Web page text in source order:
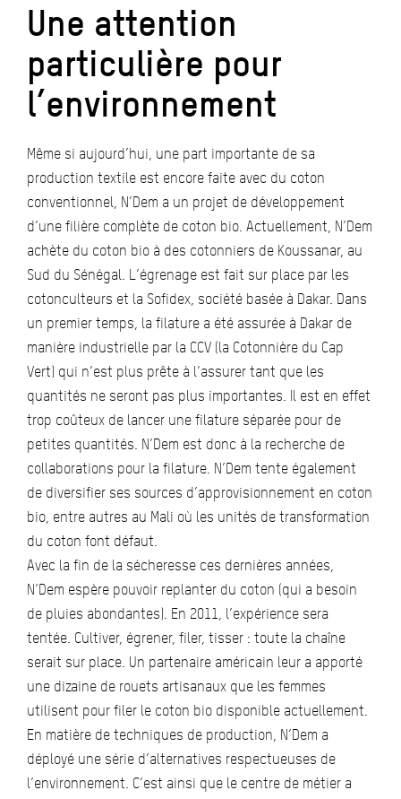
Une attention
particulière pour
l’environnement
Même si aujourd’hui, une part importante de sa
production textile est encore faite avec du coton
conventionnel, N’Dem a un projet de développement
d’une filière complète de coton bio. Actuellement, N’Dem
achète du coton bio à des cotonniers de Koussanar, au
Sud du Sénégal. L’égrenage est fait sur place par les
cotonculteurs et la Sofidex, société basée à Dakar. Dans
un premier temps, la filature a été assurée à Dakar de
manière industrielle par la CCV (la Cotonnière du Cap
Vert) qui n’est plus prête à l’assurer tant que les
quantités ne seront pas plus importantes. Il est en effet
trop coûteux de lancer une filature séparée pour de
petites quantités. N’Dem est donc à la recherche de
collaborations pour la filature. N’Dem tente également
de diversifier ses sources d’approvisionnement en coton
bio, entre autres au Mali où les unités de transformation
du coton font défaut.
Avec la fin de la sécheresse ces dernières années,
N’Dem espère pouvoir replanter du coton (qui a besoin
de pluies abondantes). En 2011, l’expérience sera
tentée. Cultiver, égrener, filer, tisser : toute la chaîne
serait sur place. Un partenaire américain leur a apporté
une dizaine de rouets artisanaux que les femmes
utilisent pour filer le coton bio disponible actuellement.
En matière de techniques de production, N’Dem a
déployé une série d’alternatives respectueuses de
l’environnement. C’est ainsi que le centre de métier a